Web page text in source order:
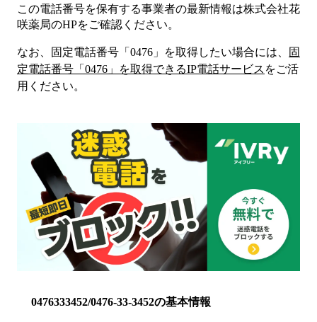
この電話番号を保有する事業者の最新情報は株式会社花
咲薬局のHPをご確認ください。
なお、固定電話番号「 0476 」を取得したい場合には、
固
定電話番号「 0476 」を取得できるIP電話サービス をご活
用ください。
0476333452/0476-33-3452の基本情報